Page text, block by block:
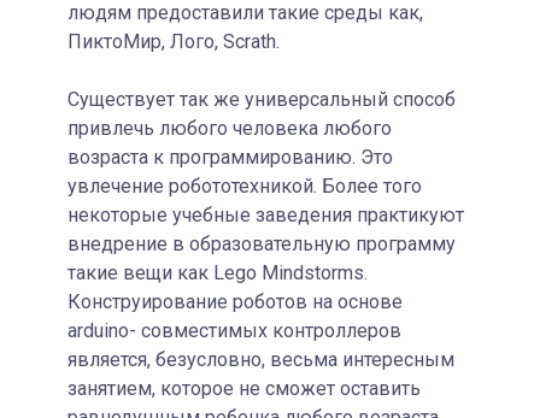
людям предоставили такие среды как,
ПиктоМир, Лого, Scrath.
Существует так же универсальный способ
привлечь любого человека любого
возраста к программированию. Это
увлечение робототехникой. Более того
некоторые учебные заведения практикуют
внедрение в образовательную программу
такие вещи как Lego Mindstorms.
Конструирование роботов на основе
arduino- совместимых контроллеров
является, безусловно, весьма интересным
занятием, которое не сможет оставить